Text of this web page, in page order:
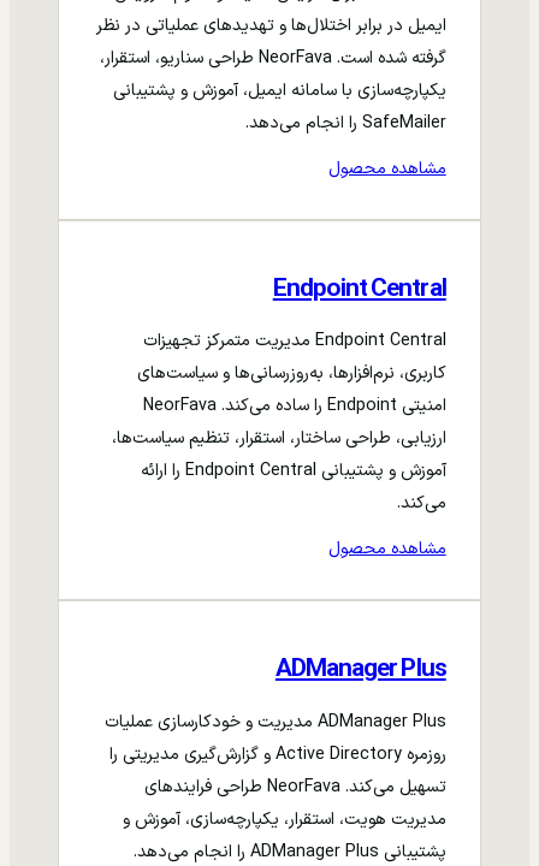
ایمیل در برابر اختلال‌ها و تهدیدهای عملیاتی در نظر
گرفته شده است. NeorFava طراحی سناریو، استقرار،
یکپارچه‌سازی با سامانه ایمیل، آموزش و پشتیبانی
SafeMailer را انجام می‌دهد.
مشاهده محصول
Endpoint Central
Endpoint Central مدیریت متمرکز تجهیزات
کاربری، نرم‌افزارها، به‌روزرسانی‌ها و سیاست‌های
امنیتی Endpoint را ساده می‌کند. NeorFava
ارزیابی، طراحی ساختار، استقرار، تنظیم سیاست‌ها،
آموزش و پشتیبانی Endpoint Central را ارائه
می‌کند.
مشاهده محصول
ADManager Plus
ADManager Plus مدیریت و خودکارسازی عملیات
روزمره Active Directory و گزارش‌گیری مدیریتی را
تسهیل می‌کند. NeorFava طراحی فرایندهای
مدیریت هویت، استقرار، یکپارچه‌سازی، آموزش و
پشتیبانی ADManager Plus را انجام می‌دهد.